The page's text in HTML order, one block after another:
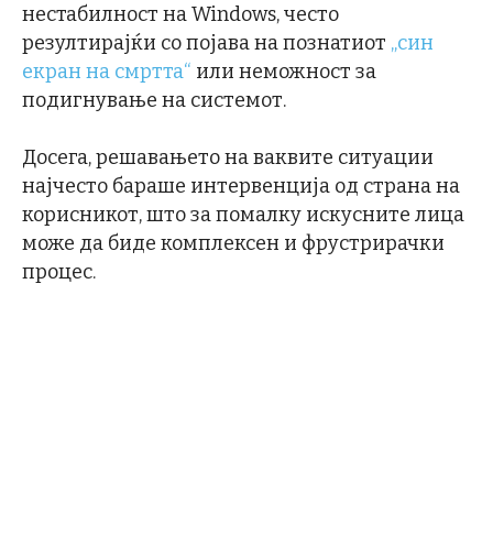
нестабилност на Windows, често
резултирајќи со појава на познатиот „син
екран на смртта“ или неможност за
подигнување на системот.
Досега, решавањето на ваквите ситуации
најчесто бараше интервенција од страна на
корисникот, што за помалку искусните лица
може да биде комплексен и фрустрирачки
процес.